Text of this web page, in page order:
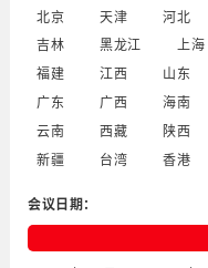
北京 天津 河北
吉林
黑龙江 上海
福建
江西 山东
广东
广西 海南
云南
西藏 陕西
新疆
台湾 香港
会议日期：